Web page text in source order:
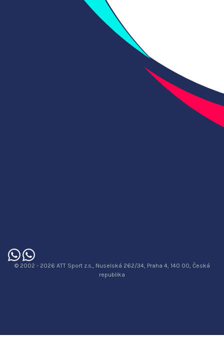
© 2002 - 2026 ATT Sport z.s., Nuselská 262/34, Praha 4, 140 00, Česká
republika